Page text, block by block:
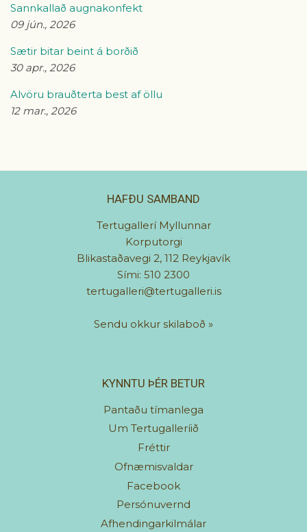
Sannkallað augnakonfekt
09 jún., 2026
Sætir bitar beint á borðið
30 apr., 2026
Alvöru brauðterta best af öllu
12 mar., 2026
HAFÐU SAMBAND
Tertugallerí Myllunnar
Korputorgi
Blikastaðavegi 2, 112 Reykjavík
Sími: 510 2300
tertugalleri@tertugalleri.is
Sendu okkur skilaboð »
KYNNTU ÞÉR BETUR
Pantaðu tímanlega
Um Tertugalleríið
Fréttir
Ofnæmisvaldar
Facebook
Persónuvernd
Afhendingarkilmálar